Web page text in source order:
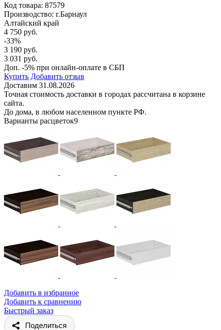
Код товара: 87579
Производство: г.Барнаул
Алтайский край
4 750 руб.
-33%
3 190 руб.
3 031 руб.
Доп. -5% при онлайн-оплате в СБП
Купить Добавить отзыв
Доставим 31.08.2026
Точная стоимость доставки в городах рассчитана в корзине
сайта.
До дома, в любом населенном пункте РФ.
Варианты расцветок9
Добавить в избранное
Добавить к сравнению
Быстрый заказ
Поделиться